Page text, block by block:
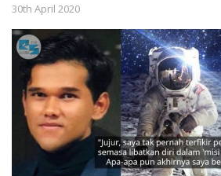
30th April 2020